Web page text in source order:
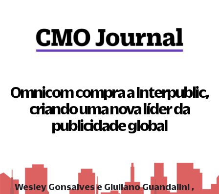
Omnicom compra a Interpublic,
criando uma nova líder da
publicidade global
Wesley Gonsalves e Giuliano Guandalini